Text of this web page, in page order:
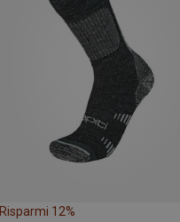
Risparmi 12%